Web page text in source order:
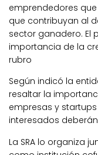
emprendedores
que contribuyan al
sector ganadero. El
importancia de la
rubro
Según indicó la
resaltar la
empresas y
interesados
La SRA lo organiza